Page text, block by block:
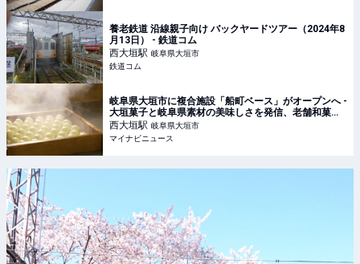
養老鉄道 沿線親子向け バックヤードツアー（2024年8
月13日） - 鉄道コム
西大垣駅 岐阜県大垣市
鉄道コム
岐阜県大垣市に複合施設「船町ベース」がオープンへ -
大垣菓子と岐阜県素材の美味しさを発信、老舗和菓子
「金蝶堂總本店」も復活
西大垣駅 岐阜県大垣市
マイナビニュース